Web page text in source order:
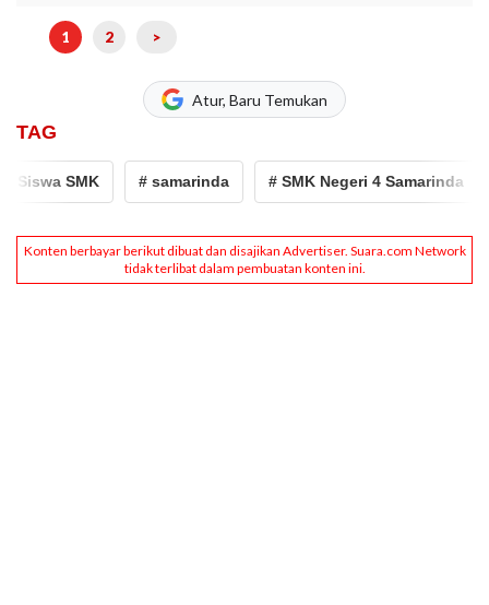
1 2 >
Atur, Baru Temukan
TAG
SMK # samarinda # SMK Negeri 4 Samarinda